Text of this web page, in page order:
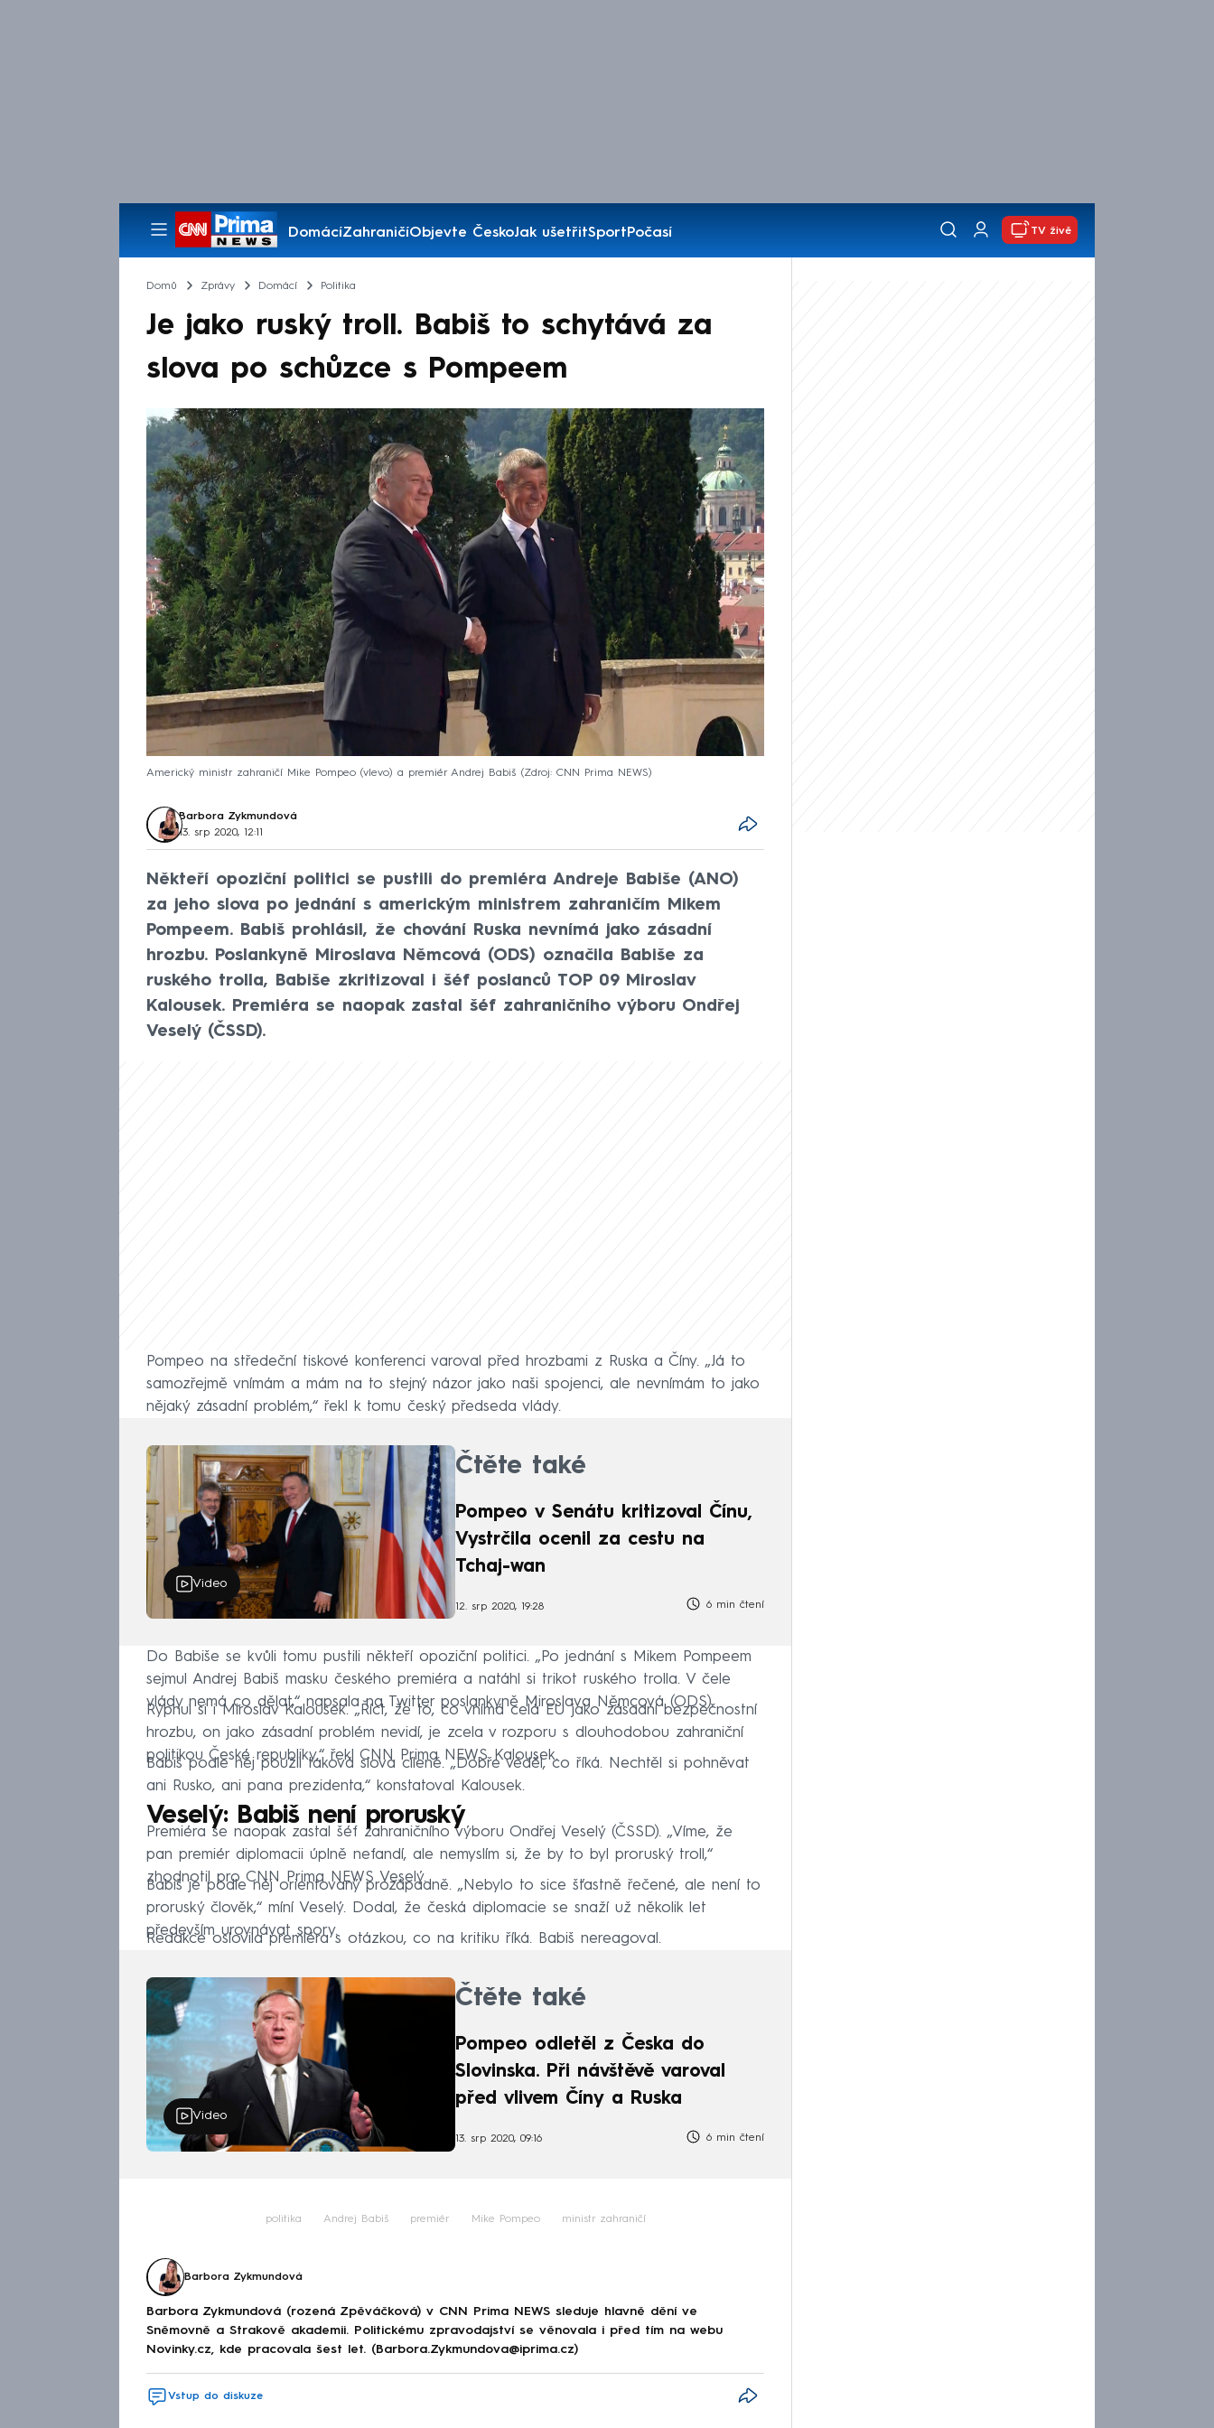
DomácíZahraničíObjevte ČeskoJak ušetřitSportPočasí
Pořady
TV živě
Domů Zprávy Domácí Politika
Je jako ruský troll. Babiš to schytává za
slova po schůzce s Pompeem
Americký ministr zahraničí Mike Pompeo (vlevo) a premiér Andrej Babiš Zdroj: CNN Prima NEWS
Barbora Zykmundová
13. srp 2020, 12:11
Někteří opoziční politici se pustili do premiéra Andreje Babiše (ANO)
za jeho slova po jednání s americkým ministrem zahraničím Mikem
Pompeem. Babiš prohlásil, že chování Ruska nevnímá jako zásadní
hrozbu. Poslankyně Miroslava Němcová (ODS) označila Babiše za
ruského trolla, Babiše zkritizoval i šéf poslanců TOP 09 Miroslav
Kalousek. Premiéra se naopak zastal šéf zahraničního výboru Ondřej
Veselý (ČSSD).
Pompeo na středeční tiskové konferenci varoval před hrozbami z Ruska a Číny. „Já to
samozřejmě vnímám a mám na to stejný názor jako naši spojenci, ale nevnímám to jako
nějaký zásadní problém,“ řekl k tomu český předseda vlády.
Video
Čtěte také
Pompeo v Senátu kritizoval Čínu,
Vystrčila ocenil za cestu na
Tchaj-wan
12. srp 2020, 19:28 6 min čtení
Do Babiše se kvůli tomu pustili někteří opoziční politici. „Po jednání s Mikem Pompeem
sejmul Andrej Babiš masku českého premiéra a natáhl si trikot ruského trolla. V čele
vlády nemá co dělat,“ napsala na Twitter poslankyně Miroslava Němcová (ODS).
Rýpnul si i Miroslav Kalousek. „Říct, že to, co vnímá celá EU jako zásadní bezpečnostní
hrozbu, on jako zásadní problém nevidí, je zcela v rozporu s dlouhodobou zahraniční
politikou České republiky,“ řekl CNN Prima NEWS Kalousek.
Babiš podle něj použil taková slova cíleně. „Dobře věděl, co říká. Nechtěl si pohněvat
ani Rusko, ani pana prezidenta,“ konstatoval Kalousek.
Veselý: Babiš není proruský
Premiéra se naopak zastal šéf zahraničního výboru Ondřej Veselý (ČSSD). „Víme, že
pan premiér diplomacii úplně nefandí, ale nemyslím si, že by to byl proruský troll,“
zhodnotil pro CNN Prima NEWS Veselý.
Babiš je podle něj orientovaný prozápadně. „Nebylo to sice šťastně řečené, ale není to
proruský člověk,“ míní Veselý. Dodal, že česká diplomacie se snaží už několik let
především urovnávat spory.
Redakce oslovila premiéra s otázkou, co na kritiku říká. Babiš nereagoval.
Video
Čtěte také
Pompeo odletěl z Česka do
Slovinska. Při návštěvě varoval
před vlivem Číny a Ruska
13. srp 2020, 09:16 6 min čtení
politika Andrej Babiš premiér Mike Pompeo ministr zahraničí
Barbora Zykmundová
Barbora Zykmundová (rozená Zpěváčková) v CNN Prima NEWS sleduje hlavně dění ve
Sněmovně a Strakově akademii. Politickému zpravodajství se věnovala i před tím na webu
Novinky.cz, kde pracovala šest let. (Barbora.Zykmundova@iprima.cz)
Vstup do diskuze